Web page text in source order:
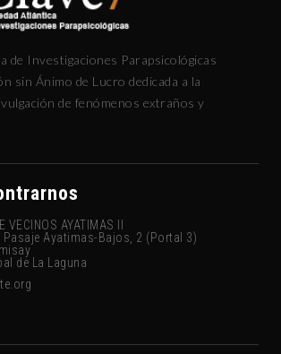
de Investigaciones Parapsicológicas
sin Ánimo de Lucro dedicada a la
de fenómenos extraños y
VECINOS AYATIMAS II
Pasaje Ayatimas-Bajos, 2 (Portal 3)
de La Laguna